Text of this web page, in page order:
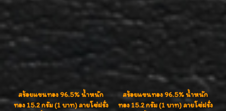
สร้อยแขนทอง 96.5% น้ำหนัก
ทอง 15.2 กรัม (1 บาท) ลายโซ่ฝรั่ง
สร้อยแขนทอง 96.5% น้ำหนัก
ทอง 15.2 กรัม (1 บาท) ลายโซ่ฝรั่ง